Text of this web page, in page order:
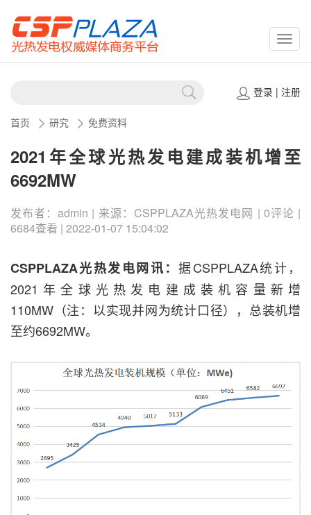
登录| 注册
首页 研究 免费资料
2021年全球光热发电建成装机增至
6692MW
发布者：admin | 来源：CSPPLAZA光热发电网 | 0评论 |
6684查看 | 2022-01-07 15:04:02
CSPPLAZA光热发电网讯：据CSPPLAZA统计，
2021年全球光热发电建成装机容量新增
110MW（注：以实现并网为统计口径），总装机增
至约6692MW。